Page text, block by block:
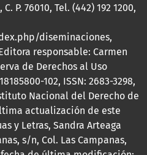
P. 76010, Tel. (442) 192 1200,
diseminaciones,
responsable: Carmen
de Derechos al Uso
102, ISSN: 2683-3298,
Nacional del Derecho de
actualización de este
y Letras, Sandra Arteaga
s/n, Col. Las Campanas,